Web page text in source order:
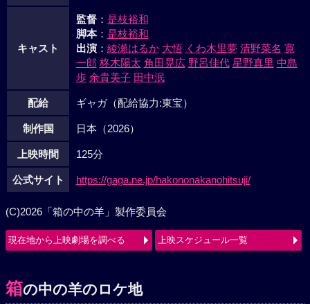
キャスト
監督： 是枝裕和
脚本： 是枝裕和
出演： 綾瀬はるか 大悟 くわ木里夢 清野菜名 寛
一郎 柊木陽太 角田晃広 野呂佳代 星野真里 中島
歩 余貴美子 田中泯
配給 ギャガ（配給協力:東宝）
制作国 日本（2026）
上映時間 125分
公式サイト https://gaga.ne.jp/hakononakanohitsuji/
(C)2026「箱の中の羊」製作委員会
現在地から上映劇場を調べる 上映スケジュール一覧
箱の中の羊のロケ地